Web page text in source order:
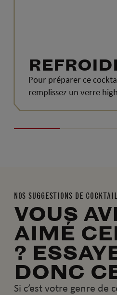
Pour préparer ce
remplissez un verre
NOS SUGGESTIONS DE
VOUS
AIMÉ
?
DONC
Si c’est votre genre de